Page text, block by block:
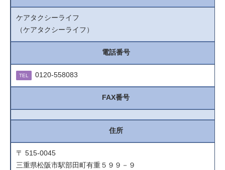
ケアタクシーライフ
（ケアタクシーライフ）
電話番号
TEL 0120-558083
FAX番号
住所
〒 515-0045
三重県松阪市駅部田町有重５９９－９